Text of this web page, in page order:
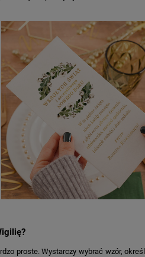
proste. Wystarczy wybrać wzór,